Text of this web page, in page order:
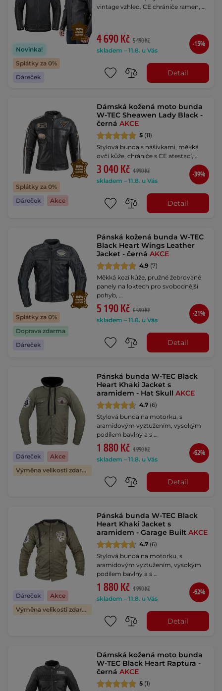
Novinka!
Splátky za 0%
Dáreček
vintage vzhled. CE chrániče ramen, …
4 690 Kč 5 490 Kč
skladem – 11.8. u Vás
-15%
Detail
Splátky za 0%
Dáreček
Akce
Dámská kožená moto bunda
W-TEC Sheawen Lady Black -
černáAKCE
5 (11)
Stylová bunda s nášivkami, měkká
ovčí kůže, chrániče s CE atestací, …
3 040 Kč 4 990 Kč
skladem – 11.8. u Vás
-39%
Detail
Splátky za 0%
Doprava zdarma
Dáreček
Pánská kožená bunda W-TEC
Black Heart Wings Leather
Jacket - černáAKCE
4.9 (7)
Měkká kozí kůže, pružné žebrované
panely na loktech pro svobodnější
pohyb, …
5 190 Kč 6 590 Kč
skladem – 11.8. u Vás
-21%
Detail
Dáreček
Akce
Výměna velikosti zdarma
Pánská bunda W-TEC Black
Heart Khaki Jacket s
aramidem - Hat SkullAKCE
4.7 (6)
Stylová bunda na motorku, s
aramidovým vyztužením, vysokým
podílem bavlny a s …
1 880 Kč 4 990 Kč
skladem – 11.8. u Vás
-62%
Detail
Dáreček
Akce
Výměna velikosti zdarma
Pánská bunda W-TEC Black
Heart Khaki Jacket s
aramidem - Garage BuiltAKCE
4.7 (6)
Stylová bunda na motorku, s
aramidovým vyztužením, vysokým
podílem bavlny a s …
1 880 Kč 4 990 Kč
skladem – 11.8. u Vás
-62%
Detail
Dámská kožená moto bunda
W-TEC Black Heart Raptura -
černáAKCE
5 (1)